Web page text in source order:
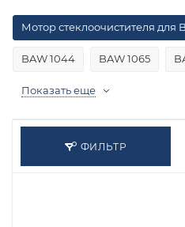
BAW 1044 BAW 1065
Мотор стеклоочистителя для
Показать еще
ФИЛЬТР